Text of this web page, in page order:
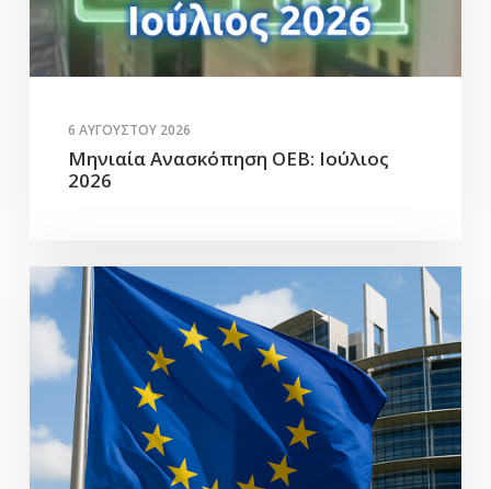
6 ΑΥΓΟΎΣΤΟΥ 2026
Μηνιαία Ανασκόπηση ΟΕΒ: Ιούλιος
2026